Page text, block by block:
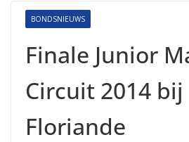
BONDSNIEUWS
Finale Junior
Circuit 2014 bij
Floriande